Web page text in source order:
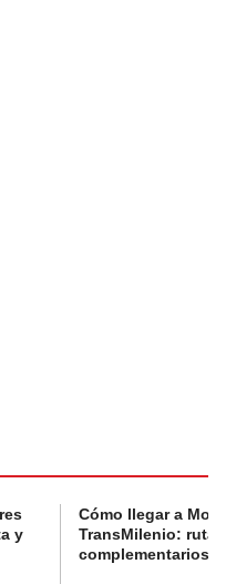
y
Cómo llegar a
TransMilenio:
complementarios